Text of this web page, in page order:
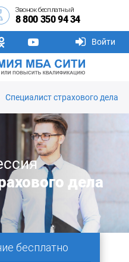
Звонок бесплатный
8 800 350 94 34
Войти
Специалист страхового дела
дела
бесплатно